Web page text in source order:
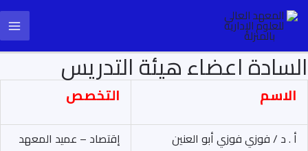
تخطي
إلى
المحتوى
السادة اعضاء هيئة التدريس
الاسم التخصص
أ . د / فوزي فوزي أبو العنين إقتصاد – عميد المعهد